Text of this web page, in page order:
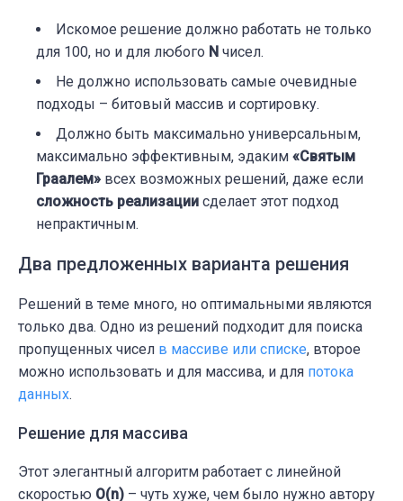
Искомое решение должно работать не только
для 100, но и для любого N чисел.
Не должно использовать самые очевидные
подходы – битовый массив и сортировку.
Должно быть максимально универсальным,
максимально эффективным, эдаким «Святым
Граалем» всех возможных решений, даже если
сложность реализации сделает этот подход
непрактичным.
Два предложенных вариантa решения
Решений в теме много, но оптимальными являются
только два. Одно из решений подходит для поиска
пропущенных чисел в массиве или списке, второе
можно использовать и для массива, и для потока
данных.
Решение для массива
Этот элегантный алгоритм работает с линейной
скоростью O(n) – чуть хуже, чем было нужно автору